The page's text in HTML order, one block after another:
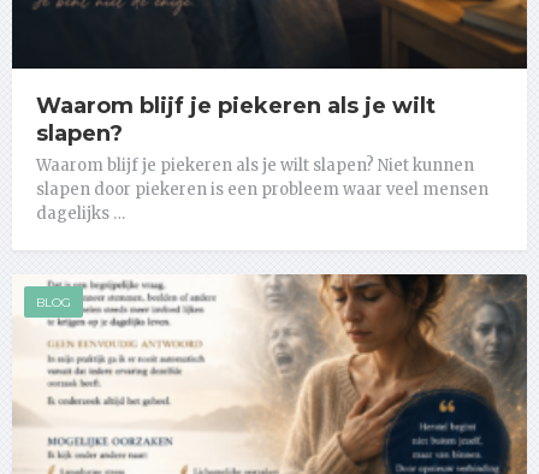
Waarom blijf je piekeren als je wilt
slapen?
Waarom blijf je piekeren als je wilt slapen? Niet kunnen
slapen door piekeren is een probleem waar veel mensen
dagelijks …
BLOG